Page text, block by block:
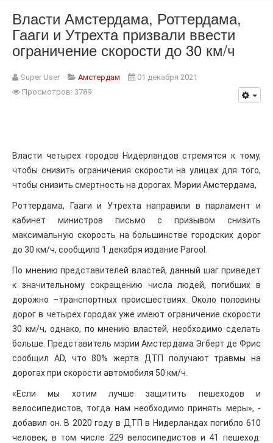
Власти Амстердама, Роттердама,
Гааги и Утрехта призвали ввести
ограничение скорости до 30 км/ч
Super User Амстердам
01 декабря 2021
Просмотров: 3789
Власти четырех городов Нидерландов стремятся к тому,
чтобы снизить ограничения скорости на улицах для того,
чтобы снизить смертность на дорогах. Мэрии Амстердама,
Роттердама, Гааги и Утрехта направили в парламент и
кабинет министров письмо с призывом снизить
максимальную скорость на большинстве городских дорог
до 30 км/ч, сообщило 1 декабря издание Parool.
По мнению представителей властей, данный шаг приведет
к значительному сокращению числа людей, погибших в
дорожно –транспортных происшествиях. Около половины
дорог в четырех городах уже имеют ограничение скорости
30 км/ч, однако, по мнению властей, необходимо сделать
больше. Представитель мэрии Амстердама Эгберт де Фрис
сообщил AD, что 80% жертв ДТП получают травмы на
дорогах при скорости автомобиля 50 км/ч.
«Если мы хотим лучше защитить пешеходов и
велосипедистов, тогда нам необходимо принять меры», -
добавил он. В 2020 году в ДТП в Нидерландах погибло 610
человек, в том числе 229 велосипедистов и 41 пешеход.